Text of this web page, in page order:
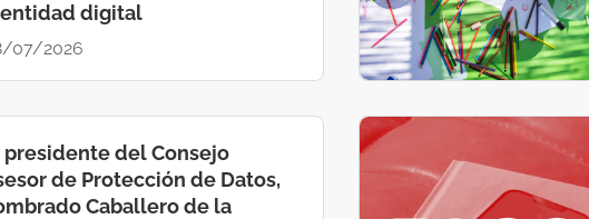
digital
07/2026
presidente del Consejo
de Protección de Datos,
Caballero de la